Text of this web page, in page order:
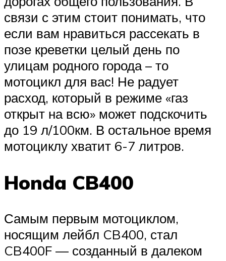
связи с этим стоит понимать, что
если вам нравиться рассекать в
позе креветки целый день по
улицам родного города – то
мотоцикл для вас! Не радует
расход, который в режиме «газ
открыт на всю» может подскочить
до 19 л/100км. В остальное время
мотоциклу хватит 6-7 литров.
Honda CB400
Самым первым мотоциклом,
носящим лейбл CB400, стал
CB400F — созданный в далеком